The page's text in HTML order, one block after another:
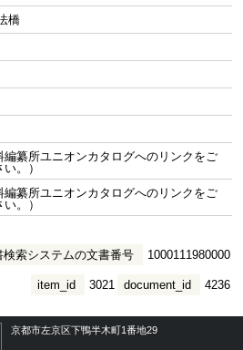
橋
編纂所ユニオンカタログへのリンクをご
。）
編纂所ユニオンカタログへのリンクをご
。）
検索システムの文書番号 1000111980000
document_id 4236
item_id 3021
京都市左京区下鴨半木町1番地29